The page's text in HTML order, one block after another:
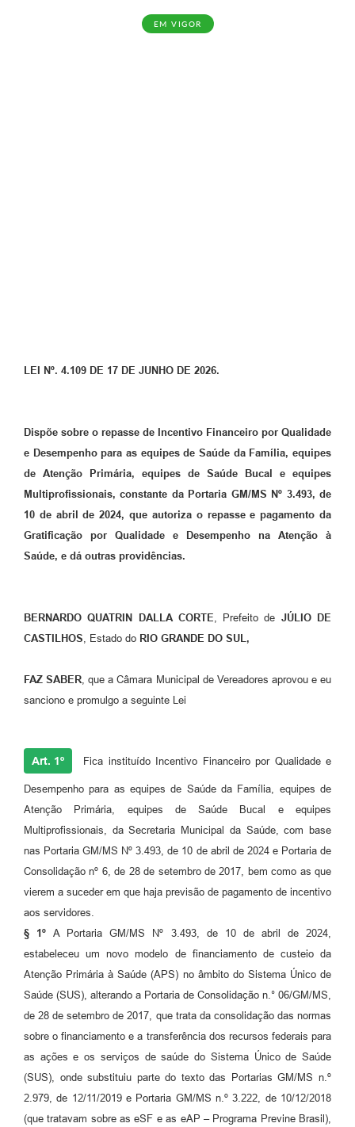
Serviços e Informações Online
Galeria de Fotos
Carta de Serviços
Audiências Públicas
Secretarias
Legislação
EM VIGOR
LEI Nº. 4.109 DE 17 DE JUNHO DE 2026.
Dispõe sobre o repasse de Incentivo Financeiro por Qualidade
e Desempenho para as equipes de Saúde da Família, equipes
de Atenção Primária, equipes de Saúde Bucal e equipes
Multiprofissionais, constante da Portaria GM/MS Nº 3.493, de
10 de abril de 2024, que autoriza o repasse e pagamento da
Gratificação por Qualidade e Desempenho na Atenção à
Saúde, e dá outras providências.
BERNARDO QUATRIN DALLA CORTE , Prefeito de JÚLIO DE
CASTILHOS , Estado do RIO GRANDE DO SUL,
FAZ SABER , que a Câmara Municipal de Vereadores aprovou e eu
sanciono e promulgo a seguinte Lei
Art. 1º Fica instituído Incentivo Financeiro por Qualidade e
Desempenho para as equipes de Saúde da Família, equipes de
Atenção Primária, equipes de Saúde Bucal e equipes
Multiprofissionais, da Secretaria Municipal da Saúde, com base
nas Portaria GM/MS Nº 3.493, de 10 de abril de 2024 e Portaria de
Consolidação nº 6, de 28 de setembro de 2017, bem como as que
vierem a suceder em que haja previsão de pagamento de incentivo
aos servidores.
§ 1ºA Portaria GM/MS Nº 3.493, de 10 de abril de 2024,
estabeleceu um novo modelo de financiamento de custeio da
Atenção Primária à Saúde (APS) no âmbito do Sistema Único de
Saúde (SUS), alterando a Portaria de Consolidação n.° 06/GM/MS,
de 28 de setembro de 2017, que trata da consolidação das normas
sobre o financiamento e a transferência dos recursos federais para
as ações e os serviços de saúde do Sistema Único de Saúde
(SUS), onde substituiu parte do texto das Portarias GM/MS n.º
2.979, de 12/11/2019 e Portaria GM/MS n.º 3.222, de 10/12/2018
(que tratavam sobre as eSF e as eAP – Programa Previne Brasil),